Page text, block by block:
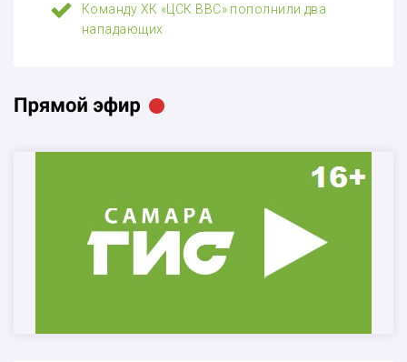
Команду ХК «ЦСК ВВС» пополнили два
нападающих